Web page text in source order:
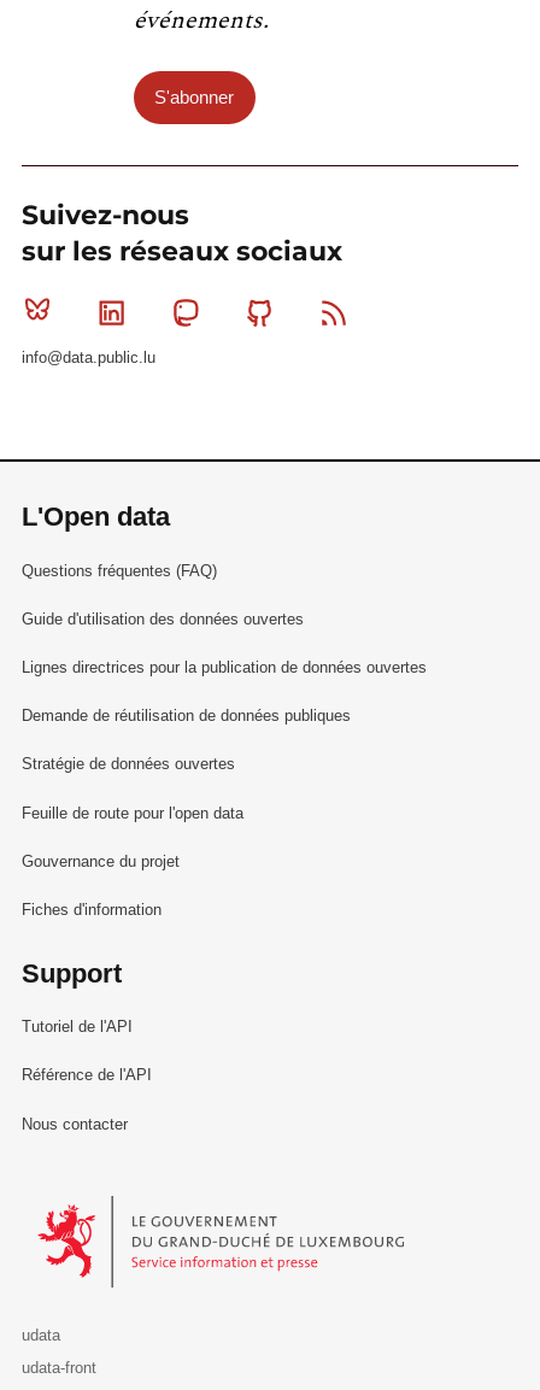
événements.
S'abonner
Suivez-nous
sur les réseaux sociaux
Bluesky Linkedin MastodonGithub
info@data.public.lu
L'Open data
Questions fréquentes (FAQ)
Guide d'utilisation des données ouvertes
Lignes directrices pour la publication de données ouvertes
Demande de réutilisation de données publiques
Stratégie de données ouvertes
Feuille de route pour l'open data
Gouvernance du projet
Fiches d'information
Support
Tutoriel de l'API
Référence de l'API
Nous contacter
Le Gouvernement du Grand-Duché de Luxembourg - Service
udata
udata-front